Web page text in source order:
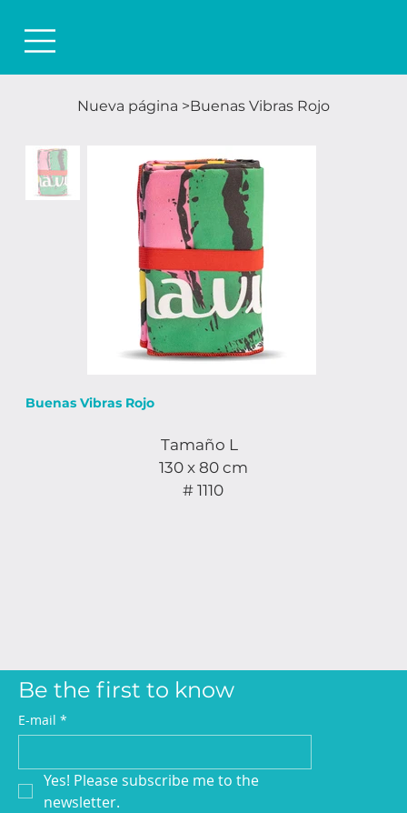
Nueva página >Buenas Vibras Rojo
Buenas Vibras Rojo
Tamaño L
130 x 80 cm
# 1110
Be the first to know
E-mail *
Yes! Please subscribe me to the
newsletter.